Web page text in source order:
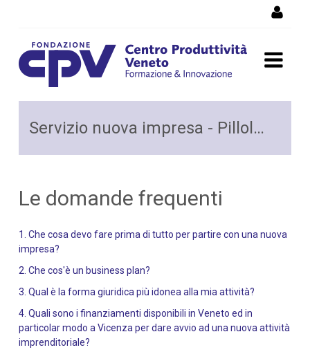
Pillole per l’avvio d’impresa
Servizio nuova impresa - Pillole per l’avvio d’impresa
Le domande frequenti
1. Che cosa devo fare prima di tutto per partire con una nuova
impresa?
2. Che cos'è un business plan?
3. Qual è la forma giuridica più idonea alla mia attività?
4. Quali sono i finanziamenti disponibili in Veneto ed in
particolar modo a Vicenza per dare avvio ad una nuova attività
imprenditoriale?